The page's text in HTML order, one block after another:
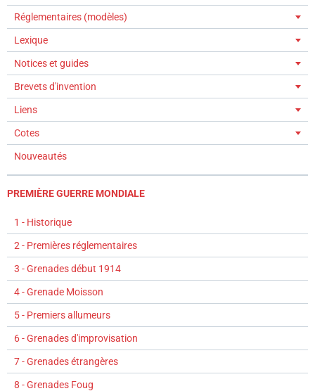
Réglementaires (modèles)
Lexique
Notices et guides
Brevets d'invention
Liens
Cotes
Nouveautés
PREMIÈRE GUERRE MONDIALE
1 - Historique
2 - Premières réglementaires
3 - Grenades début 1914
4 - Grenade Moisson
5 - Premiers allumeurs
6 - Grenades d'improvisation
7 - Grenades étrangères
8 - Grenades Foug